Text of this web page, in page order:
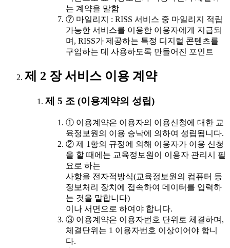
는 계약을 말함
⑦ 마일리지 : RISS 서비스 중 마일리지 적립
가능한 서비스를 이용한 이용자에게 지급되
며, RISS가 제공하는 특정 디지털 콘텐츠를
구입하는 데 사용하도록 만들어진 포인트
제 2 장 서비스 이용 계약
제 5 조 (이용계약의 성립)
① 이용계약은 이용자의 이용신청에 대한 교
육정보원의 이용 승낙에 의하여 성립됩니다.
② 제 1항의 규정에 의해 이용자가 이용 신청
을 할 때에는 교육정보원이 이용자 관리시 필
요로 하는
사항을 전자적방식(교육정보원의 컴퓨터 등
정보처리 장치에 접속하여 데이터를 입력하
는 것을 말합니다)
이나 서면으로 하여야 합니다.
③ 이용계약은 이용자번호 단위로 체결하며,
체결단위는 1 이용자번호 이상이어야 합니
다.